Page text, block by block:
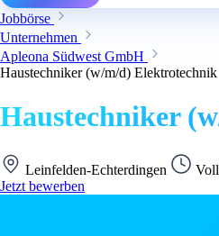
Jobbörse
Unternehmen
Apleona Südwest GmbH
Haustechniker (w/m/d) Elektrotechnik
Haustechniker
Leinfelden-Echterdingen
Jetzt bewerben